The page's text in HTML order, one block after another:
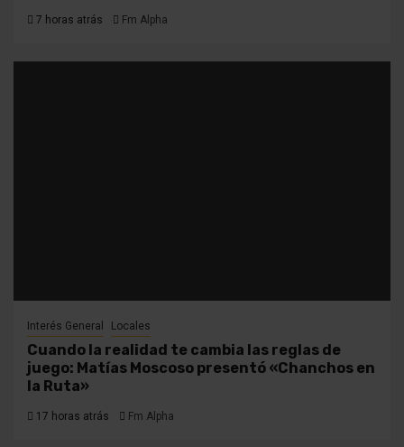
7 horas atrás Fm Alpha
Interés General Locales
Cuando la realidad te cambia las reglas de
juego: Matías Moscoso presentó «Chanchos en
la Ruta»
17 horas atrás Fm Alpha